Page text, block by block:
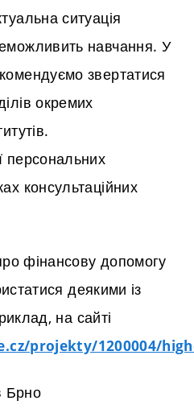
ситуація
навчання. У
звертатися
окремих
персональних
консультаційних
фінансову допомогу
деякими із
на сайті
projekty/1200004/
Брно